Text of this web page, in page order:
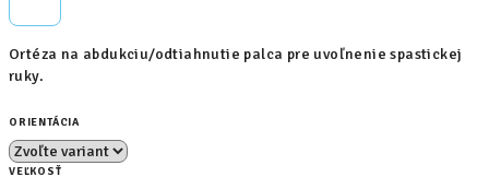
Ortéza na abdukciu/odtiahnutie palca pre uvoľnenie spastickej
ruky.
ORIENTÁCIA
VEĽKOSŤ